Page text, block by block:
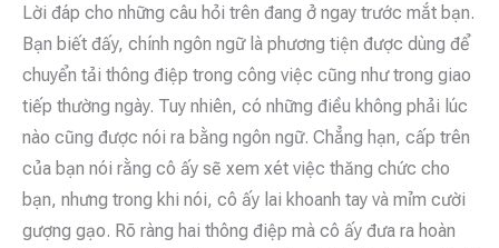
Lời đáp cho những câu hỏi trên đang ở ngay trước mắt bạn.
Bạn biết đấy, chính ngôn ngữ là phương tiện được dùng để
chuyển tải thông điệp trong công việc cũng như trong giao
tiếp thường ngày. Tuy nhiên, có những điều không phải lúc
nào cũng được nói ra bằng ngôn ngữ. Chẳng hạn, cấp trên
của bạn nói rằng cô ấy sẽ xem xét việc thăng chức cho
bạn, nhưng trong khi nói, cô ấy lai khoanh tay và mỉm cười
gượng gạo. Rõ ràng hai thông điệp mà cô ấy đưa ra hoàn